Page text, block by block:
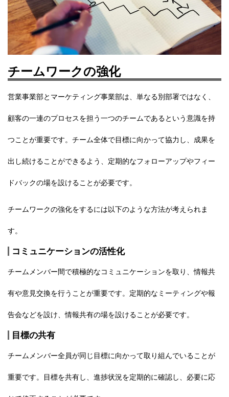
チームワークの強化
営業事業部とマーケティング事業部は、単なる別部署ではなく、
顧客の一連のプロセスを担う一つのチームであるという意識を持
つことが重要です。チーム全体で目標に向かって協力し、成果を
出し続けることができるよう、定期的なフォローアップやフィー
ドバックの場を設けることが必要です。
チームワークの強化をするには以下のような方法が考えられま
す。
コミュニケーションの活性化
チームメンバー間で積極的なコミュニケーションを取り、情報共
有や意見交換を行うことが重要です。定期的なミーティングや報
告会などを設け、情報共有の場を設けることが必要です。
目標の共有
チームメンバー全員が同じ目標に向かって取り組んでいることが
重要です。目標を共有し、進捗状況を定期的に確認し、必要に応